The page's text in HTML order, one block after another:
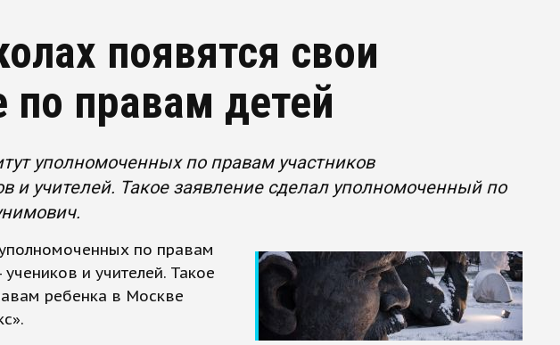
появятся свои
правам детей
уполномоченных по правам участников
и учителей. Такое заявление сделал уполномоченный по
по правам
и учителей. Такое
ребенка в Москве